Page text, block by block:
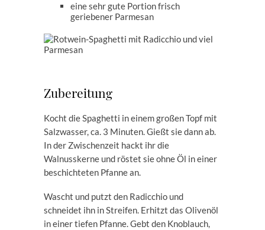
eine sehr gute Portion frisch
geriebener Parmesan
Zubereitung
Kocht die Spaghetti in einem großen Topf mit
Salzwasser, ca. 3 Minuten. Gießt sie dann ab.
In der Zwischenzeit hackt ihr die
Walnusskerne und röstet sie ohne Öl in einer
beschichteten Pfanne an.
Wascht und putzt den Radicchio und
schneidet ihn in Streifen. Erhitzt das Olivenöl
in einer tiefen Pfanne. Gebt den Knoblauch,